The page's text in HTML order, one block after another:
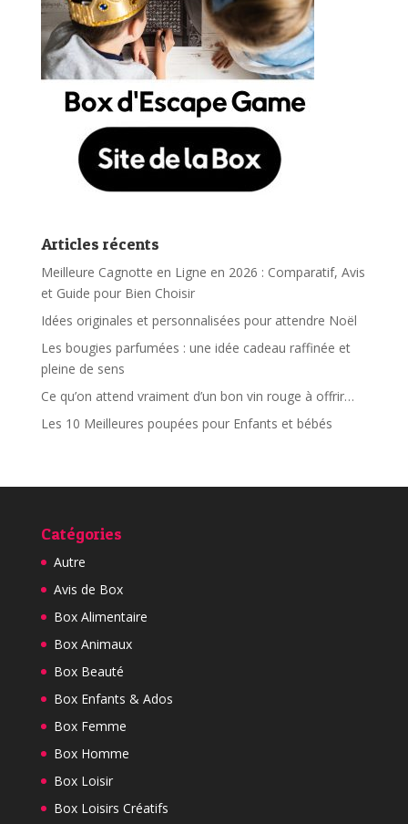
Articles récents
Meilleure Cagnotte en Ligne en 2026 : Comparatif, Avis
et Guide pour Bien Choisir
Idées originales et personnalisées pour attendre Noël
Les bougies parfumées : une idée cadeau raffinée et
pleine de sens
Ce qu’on attend vraiment d’un bon vin rouge à offrir…
Les 10 Meilleures poupées pour Enfants et bébés
Catégories
Autre
Avis de Box
Box Alimentaire
Box Animaux
Box Beauté
Box Enfants & Ados
Box Femme
Box Homme
Box Loisir
Box Loisirs Créatifs